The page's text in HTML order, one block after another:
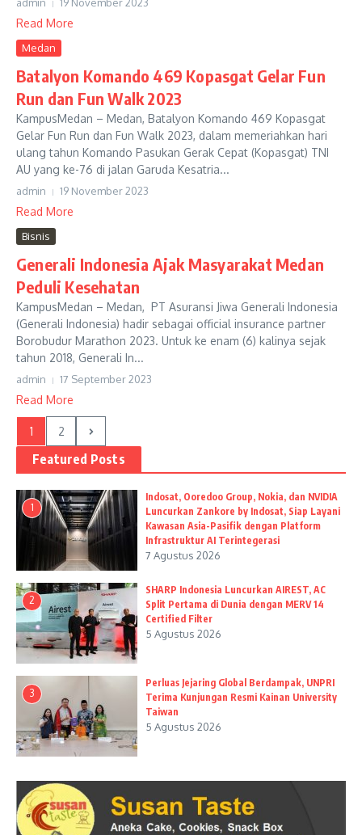
Read More
Medan
Batalyon Komando 469 Kopasgat Gelar Fun
Run dan Fun Walk 2023
KampusMedan – Medan, Batalyon Komando 469 Kopasgat
Gelar Fun Run dan Fun Walk 2023, dalam memeriahkan hari
ulang tahun Komando Pasukan Gerak Cepat (Kopasgat) TNI
AU yang ke-76 di jalan Garuda Kesatria...
admin 19 November 2023
Read More
Bisnis
Generali Indonesia Ajak Masyarakat Medan
Peduli Kesehatan
KampusMedan – Medan, PT Asuransi Jiwa Generali Indonesia
(Generali Indonesia) hadir sebagai official insurance partner
Borobudur Marathon 2023. Untuk ke enam (6) kalinya sejak
tahun 2018, Generali In...
admin 17 September 2023
Read More
1 2
Featured Posts
1
Indosat, Ooredoo Group, Nokia, dan NVIDIA
Luncurkan Zankore by Indosat, Siap Layani
Kawasan Asia-Pasifik dengan Platform
Infrastruktur AI Terintegerasi
7 Agustus 2026
2
SHARP Indonesia Luncurkan AIREST, AC
Split Pertama di Dunia dengan MERV 14
Certified Filter
5 Agustus 2026
3
Perluas Jejaring Global Berdampak, UNPRI
Terima Kunjungan Resmi Kainan University
Taiwan
5 Agustus 2026